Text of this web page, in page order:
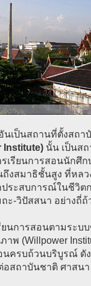
นเป็นสถานที่ตั้งสถา
Institute) นั้น เป็นส
เรียนการสอนนักศึ
งสมาธิชั้นสูง ที่หลว
ระสบการณ์ในชีวิต
ะ-วิปัสสนา อย่างถี่
ยนการสอนตามระ
าพ (Willpower
นครบถ้วนบริบูรณ์ ดั
อสถาบันชาติ ศาสน